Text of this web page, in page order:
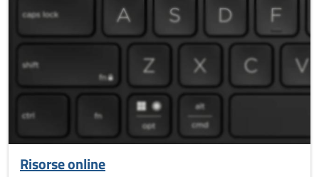
Risorse online